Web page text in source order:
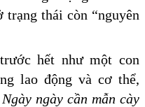
trạng thái còn “nguyên
hết như một con
lao động và cơ thể,
Ngày ngày cần mẫn cày